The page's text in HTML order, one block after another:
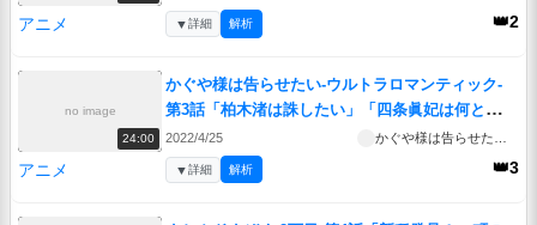
アニメ 👑2
▼詳細 解析
no image
24:00
かぐや様は告らせたい-ウルトラロマンティック-
第3話「柏木渚は誅したい」「四条眞妃は何とかし
たい」「白銀御行は信じられたい」↗
2022/4/25 かぐや様は告らせたい-ウルトラロマンティック-
アニメ 👑3
▼詳細 解析